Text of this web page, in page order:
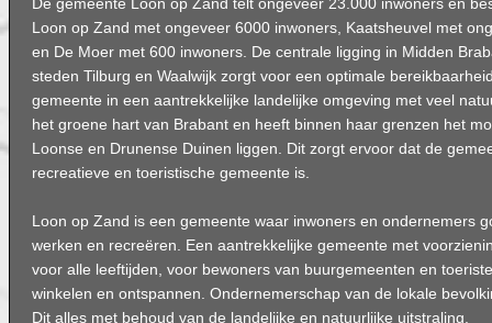
De gemeente Loon op Zand telt ongeveer 23.000 inwoners en
Loon op Zand met ongeveer 6000 inwoners, Kaatsheuvel met
en De Moer met 600 inwoners. De centrale ligging in Midden
steden Tilburg en Waalwijk zorgt voor een optimale
gemeente in een aantrekkelijke landelijke omgeving met veel
het groene hart van Brabant en heeft binnen haar grenzen het
Loonse en Drunense Duinen liggen. Dit zorgt ervoor dat de
recreatieve en toeristische gemeente is.
Loon op Zand is een gemeente waar inwoners en ondernemers
werken en recreëren. Een aantrekkelijke gemeente met
voor alle leeftijden, voor bewoners van buurgemeenten en
winkelen en ontspannen. Ondernemerschap van de lokale
Dit alles met behoud van de landelijke en natuurlijke uitstraling.